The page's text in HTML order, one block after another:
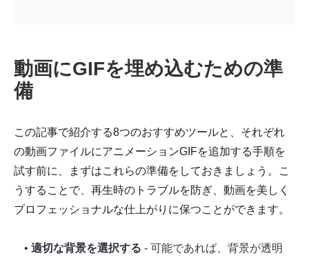
動画にGIFを埋め込むための準
備
この記事で紹介する8つのおすすめツールと、それぞれ
の動画ファイルにアニメーションGIFを追加する手順を
試す前に、まずはこれらの準備をしておきましょう。こ
うすることで、再生時のトラブルを防ぎ、動画を美しく
プロフェッショナルな仕上がりに保つことができます。
• 適切な背景を選択する - 可能であれば、背景が透明